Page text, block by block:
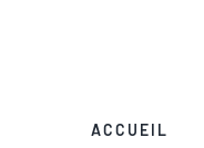
ACCUEIL